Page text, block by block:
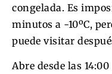
congelada. Es
minutos a -10ºC,
puede visitar
Abre desde las